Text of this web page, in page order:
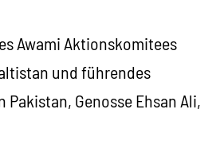
Awami Aktionskomitees
und führendes
Pakistan, Genosse Ehsan Ali,